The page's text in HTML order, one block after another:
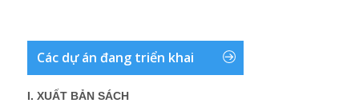
Các dự án đang triển khai
I. XUẤT BẢN SÁCH